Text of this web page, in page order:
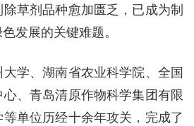
草剂品种愈加匮乏，已成为制
发展的关键难题。
学、湖南省农业科学院、全国
、青岛清原作物科学集团有限
单位历经十余年攻关，完成了